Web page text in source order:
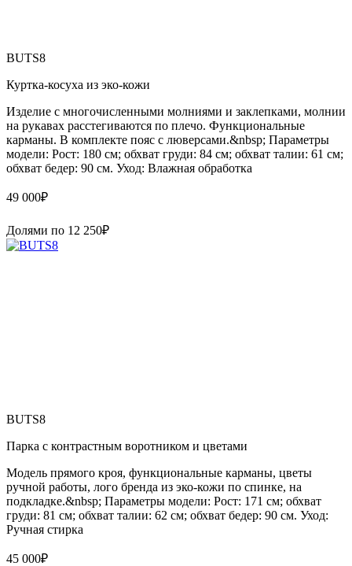
BUTS8
Куртка-косуха из эко-кожи
Изделие с многочисленными молниями и заклепками, молнии
на рукавах расстегиваются по плечо. Функциональные
карманы. В комплекте пояс с люверсами.&nbsp; Параметры
модели: Рост: 180 см; обхват груди: 84 см; обхват талии: 61 см;
обхват бедер: 90 см. Уход: Влажная обработка
49 000₽
Долями по 12 250₽
BUTS8
Парка с контрастным воротником и цветами
Модель прямого кроя, функциональные карманы, цветы
ручной работы, лого бренда из эко-кожи по спинке, на
подкладке.&nbsp; Параметры модели: Рост: 171 см; обхват
груди: 81 см; обхват талии: 62 см; обхват бедер: 90 см. Уход:
Ручная стирка
45 000₽